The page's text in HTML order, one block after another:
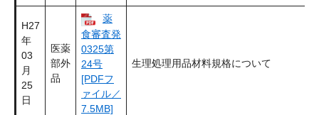
H27
年
03
月
25
日
医薬
部外
品
薬
食審査発
0325第
24号
[PDFフ
ァイル／
7.5MB]
生理処理用品材料規格について